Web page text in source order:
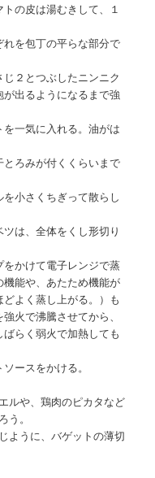
トの皮は湯むきして、１
を包丁の平らな部分で
２とつぶしたニンニク
出るようになるまで強
一気に入れる。油がは
とろみが付くくらいまで
小さくちぎって散らし
ツは、全体をくし形切り
かけて電子レンジで蒸
能や、あたため機能が
よく蒸し上がる。）も
火で沸騰させてから、
らく弱火で加熱しても
ースをかける。
ルや、鶏肉のピカタなど
。
ように、バゲットの薄切